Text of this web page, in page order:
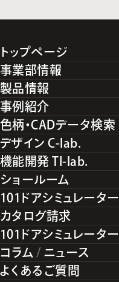
トップページ
事業部情報
製品情報
事例紹介
色柄・CADデータ検索
デザイン C-lab.
機能開発 TI-lab.
ショールーム
101ドアシミュレーター
カタログ請求
101ドアシミュレーター
コラム / ニュース
よくあるご質問